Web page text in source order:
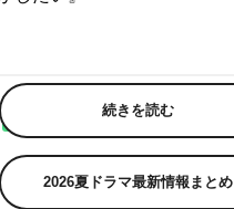
続きを読む
2026夏ドラマ最新情報まとめ